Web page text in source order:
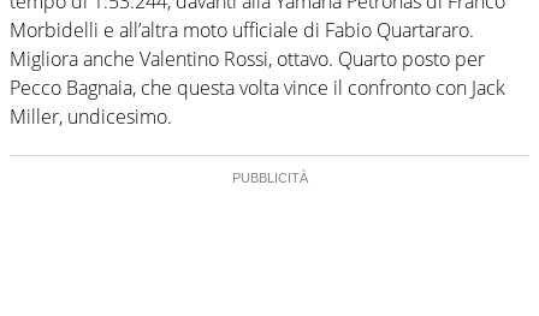
Morbidelli e all’altra moto ufficiale di Fabio Quartararo.
Migliora anche Valentino Rossi, ottavo. Quarto posto per
Pecco Bagnaia, che questa volta vince il confronto con Jack
Miller, undicesimo.